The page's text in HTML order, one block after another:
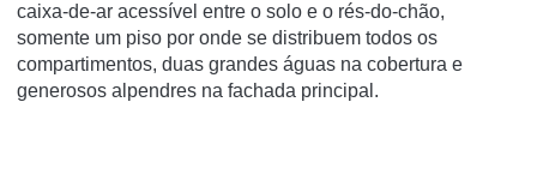
caixa-de-ar acessível entre o solo e o rés-do-chão,
somente um piso por onde se distribuem todos os
compartimentos, duas grandes águas na cobertura e
generosos alpendres na fachada principal.